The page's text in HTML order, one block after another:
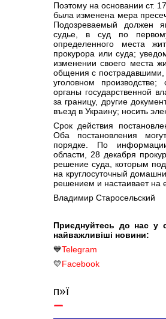
Поэтому на основании ст.
была изменена мера
Подозреваемый должен
судье, в суд по
определенного места
прокурора или суда;
изменении своего места
общения с
уголовном
органы государственной
за границу, другие
въезд в Украину; носить
Срок действия
Оба постановления
порядке. По
области, 28 декабря
решение суда, которым
на круглосуточный
решением и настаивает на
Владимир Старосельский
Приєднуйтесь до нас у
найважливіші новини:
💙Telegram
💛Facebook
п»ї